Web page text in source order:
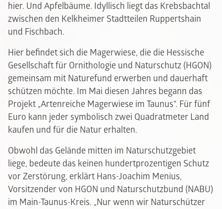
hier. Und Apfelbäume. Idyllisch liegt das Krebsbachtal
zwischen den Kelkheimer Stadtteilen Ruppertshain
und Fischbach.
Hier befindet sich die Magerwiese, die die Hessische
Gesellschaft für Ornithologie und Naturschutz (HGON)
gemeinsam mit Naturefund erwerben und dauerhaft
schützen möchte. Im Mai diesen Jahres begann das
Projekt „Artenreiche Magerwiese im Taunus“. Für fünf
Euro kann jeder symbolisch zwei Quadratmeter Land
kaufen und für die Natur erhalten.
Obwohl das Gelände mitten im Naturschutzgebiet
liege, bedeute das keinen hundertprozentigen Schutz
vor Zerstörung, erklärt Hans-Joachim Menius,
Vorsitzender von HGON und Naturschutzbund (NABU)
im Main-Taunus-Kreis. „Nur wenn wir Naturschützer